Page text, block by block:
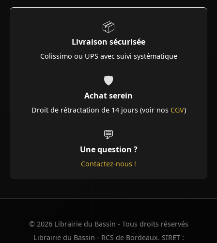
📦
Livraison sécurisée
Colissimo ou UPS avec suivi systématique
🛡️
Achat serein
Droit de rétractation de 14 jours (voir nos CGV)
💬
Une question ?
Contactez-nous !
© 2026 Librairie du Bassin - Tous droits réservés
Librairie du Bassin - RCS de Bordeaux. SIRET :